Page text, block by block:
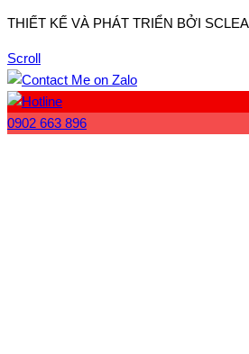
THIẾT KẾ VÀ PHÁT TRIỂN BỞI
Scroll
0902 663 896